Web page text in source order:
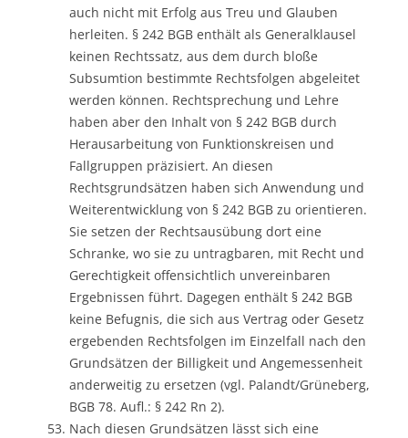
auch nicht mit Erfolg aus Treu und Glauben
herleiten. § 242 BGB enthält als Generalklausel
keinen Rechtssatz, aus dem durch bloße
Subsumtion bestimmte Rechtsfolgen abgeleitet
werden können. Rechtsprechung und Lehre
haben aber den Inhalt von § 242 BGB durch
Herausarbeitung von Funktionskreisen und
Fallgruppen präzisiert. An diesen
Rechtsgrundsätzen haben sich Anwendung und
Weiterentwicklung von § 242 BGB zu orientieren.
Sie setzen der Rechtsausübung dort eine
Schranke, wo sie zu untragbaren, mit Recht und
Gerechtigkeit offensichtlich unvereinbaren
Ergebnissen führt. Dagegen enthält § 242 BGB
keine Befugnis, die sich aus Vertrag oder Gesetz
ergebenden Rechtsfolgen im Einzelfall nach den
Grundsätzen der Billigkeit und Angemessenheit
anderweitig zu ersetzen (vgl. Palandt/Grüneberg,
BGB 78. Aufl.: § 242 Rn 2).
Nach diesen Grundsätzen lässt sich eine